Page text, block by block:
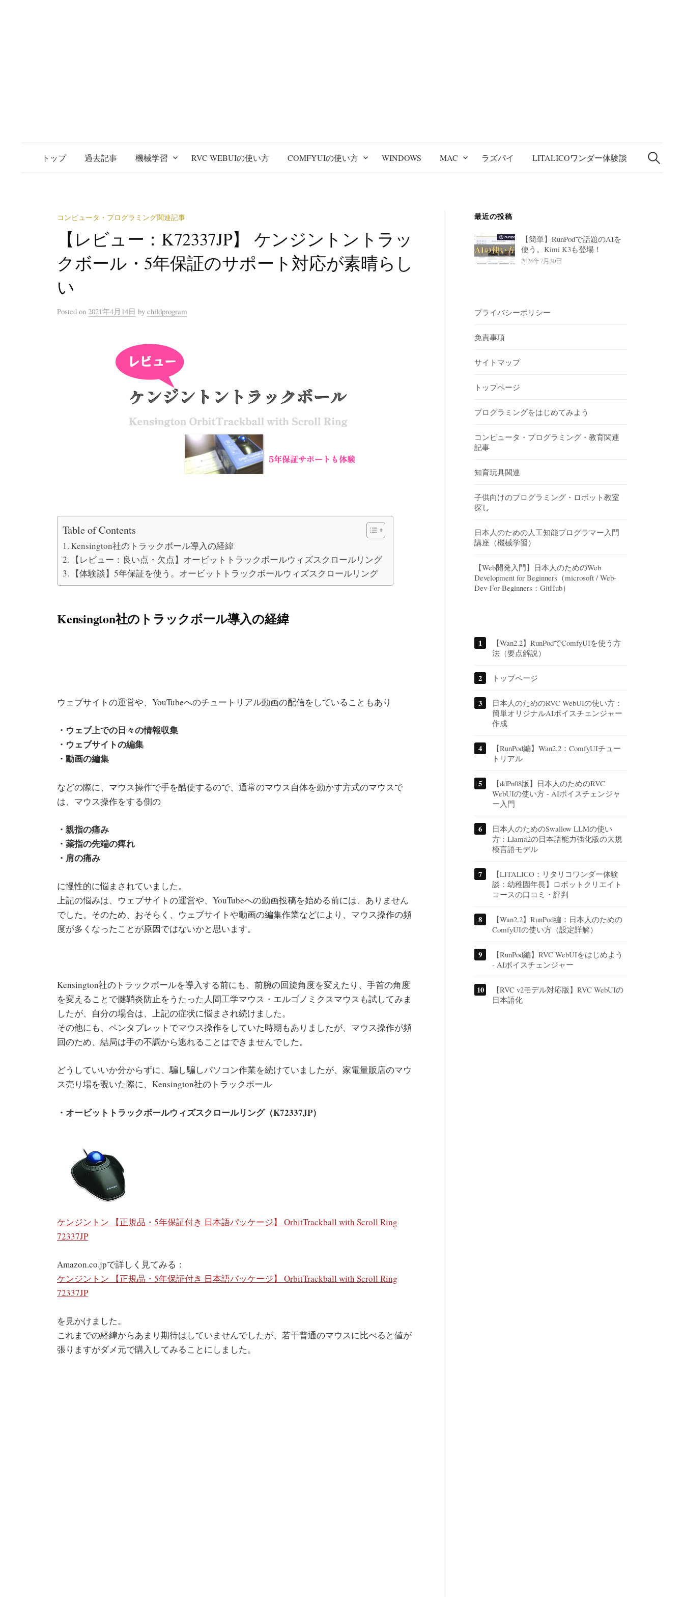
トップ 過去記事 機械学習 RVC WEBUIの使い方 COMFYUIの使い方 WINDOWS MAC ラズパイ LITALICOワンダー体験談
検
索:
コンピュータ・プログラミング関連記事
【レビュー：K72337JP】 ケンジントントラッ
クボール・5年保証のサポート対応が素晴らし
い
Posted on 2021年4月14日 by childprogram
Table of Contents
Kensington社のトラックボール導入の経緯
【レビュー：良い点・欠点】オービットトラックボールウィズスクロールリング
【体験談】5年保証を使う。オービットトラックボールウィズスクロールリング
Kensington社のトラックボール導入の経緯
ウェブサイトの運営や、YouTubeへのチュートリアル動画の配信をしていることもあり
・ウェブ上での日々の情報収集
・ウェブサイトの編集
・動画の編集
などの際に、マウス操作で手を酷使するので、通常のマウス自体を動かす方式のマウスで
は、マウス操作をする側の
・親指の痛み
・薬指の先端の痺れ
・肩の痛み
に慢性的に悩まされていました。
上記の悩みは、ウェブサイトの運営や、YouTubeへの動画投稿を始める前には、ありません
でした。そのため、おそらく、ウェブサイトや動画の編集作業などにより、マウス操作の頻
度が多くなったことが原因ではないかと思います。
Kensington社のトラックボールを導入する前にも、前腕の回旋角度を変えたり、手首の角度
を変えることで腱鞘炎防止をうたった人間工学マウス・エルゴノミクスマウスも試してみま
したが、自分の場合は、上記の症状に悩まされ続けました。
その他にも、ペンタブレットでマウス操作をしていた時期もありましたが、マウス操作が頻
回のため、結局は手の不調から逃れることはできませんでした。
どうしていいか分からずに、騙し騙しパソコン作業を続けていましたが、家電量販店のマウ
ス売り場を覗いた際に、Kensington社のトラックボール
・オービットトラックボールウィズスクロールリング（K72337JP）
ケンジントン 【正規品・5年保証付き 日本語パッケージ】 OrbitTrackball with Scroll Ring
72337JP
Amazon.co.jpで詳しく見てみる：
ケンジントン 【正規品・5年保証付き 日本語パッケージ】 OrbitTrackball with Scroll Ring
72337JP
を見かけました。
これまでの経緯からあまり期待はしていませんでしたが、若干普通のマウスに比べると値が
張りますがダメ元で購入してみることにしました。
最近の投稿
【簡単】RunPodで話題のAIを
使う。Kimi K3も登場！
2026年7月30日
プライバシーポリシー
免責事項
サイトマップ
トップページ
プログラミングをはじめてみよう
コンピュータ・プログラミング・教育関連
記事
知育玩具関連
子供向けのプログラミング・ロボット教室
探し
日本人のための人工知能プログラマー入門
講座（機械学習）
【Web開発入門】日本人のためのWeb
Development for Beginners（microsoft / Web-
Dev-For-Beginners：GitHub）
【Wan2.2】RunPodでComfyUIを使う方
法（要点解説）
トップページ
日本人のためのRVC WebUIの使い方：
簡単オリジナルAIボイスチェンジャー
作成
【RunPod編】Wan2.2：ComfyUIチュー
トリアル
【ddPn08版】日本人のためのRVC
WebUIの使い方 - AIボイスチェンジャ
ー入門
日本人のためのSwallow LLMの使い
方：Llama2の日本語能力強化版の大規
模言語モデル
【LITALICO：リタリコワンダー体験
談：幼稚園年長】ロボットクリエイト
コースの口コミ・評判
【Wan2.2】RunPod編：日本人のための
ComfyUIの使い方（設定詳解）
【RunPod編】RVC WebUIをはじめよう
- AIボイスチェンジャー
【RVC v2モデル対応版】RVC WebUIの
日本語化